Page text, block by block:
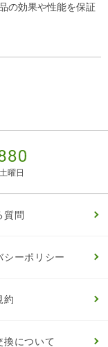
の効果や性能を保証
曜日
質問
シーポリシー
約
換について